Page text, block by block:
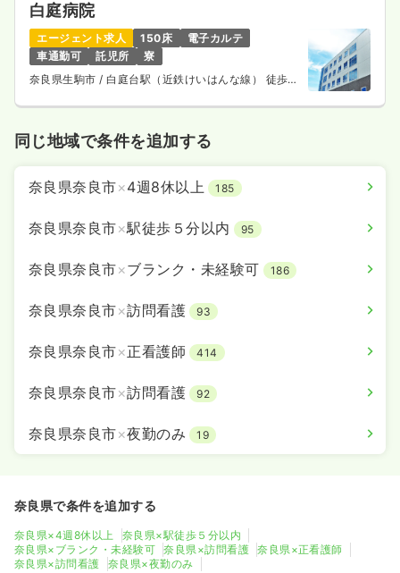
白庭病院
エージェント求人 150床
電子カルテ
車通勤可
託児所
寮
奈良県生駒市/ 白庭台駅（近鉄けいはんな線） 徒歩1
同じ地域で条件を追加する
奈良県奈良市×4週8休以上 185
奈良県奈良市×駅徒歩５分以内 95
奈良県奈良市×ブランク・未経験可 186
奈良県奈良市×訪問看護 93
奈良県奈良市×正看護師 414
奈良県奈良市×訪問看護 92
奈良県奈良市×夜勤のみ 19
奈良県で条件を追加する
奈良県×4週8休以上
奈良県×駅徒歩５分以内
奈良県×ブランク・未経験可
奈良県×訪問看護
奈良県×正看護師
奈良県×訪問看護
奈良県×夜勤のみ